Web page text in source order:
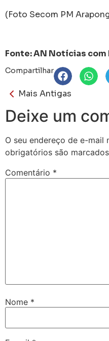
(Foto Secom PM
Fonte: AN Notícias com
Compartilhar
Mais Antigas
Deixe um
O seu endereço de e-mail
obrigatórios são
Comentário *
Nome *